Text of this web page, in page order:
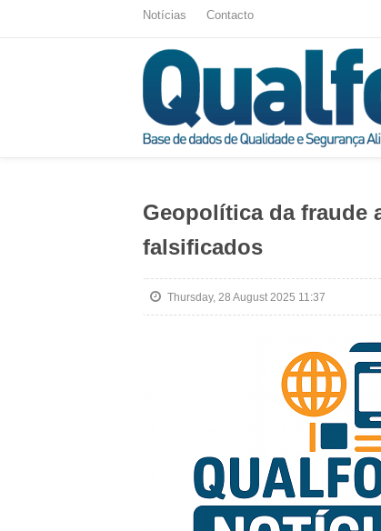
Notícias Contacto
Geopolítica da fraude
falsificados
Thursday, 28 August 2025 11:37